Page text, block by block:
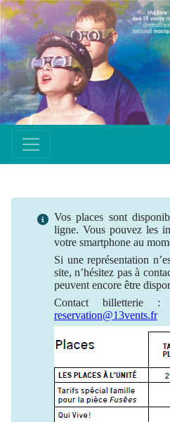
Vos places sont
ligne. Vous pouvez les
votre smartphone au
Si unereprésentation
site, n’hésitez pas à
peuvent encore être
Contact
reservation@13vents.fr